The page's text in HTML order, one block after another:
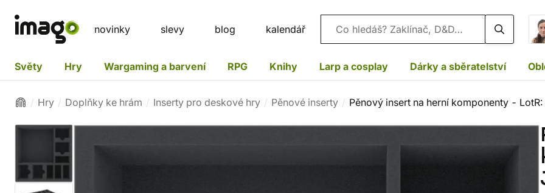
novinky slevy blog kalendář Vyhledávání
Světy Hry Wargaming a barvení RPG Knihy Larp a cosplay Dárky a sběratelství
Hry Doplňky ke hrám Inserty pro deskové hry Pěnové inserty Pěnový insert na herní komponenty -